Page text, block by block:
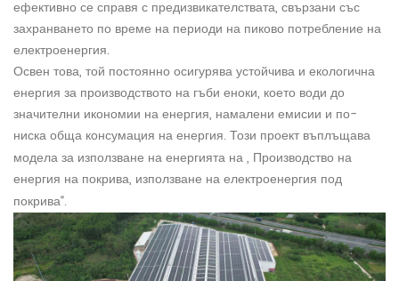
ефективно се справя с предизвикателствата, свързани със
захранването по време на периоди на пиково потребление на
електроенергия.
Освен това, той постоянно осигурява устойчива и екологична
енергия за производството на гъби еноки, което води до
значителни икономии на енергия, намалени емисии и по-
ниска обща консумация на енергия. Този проект въплъщава
модела за използване на енергията на „ Производство на
енергия на покрива, използване на електроенергия под
покрива“.